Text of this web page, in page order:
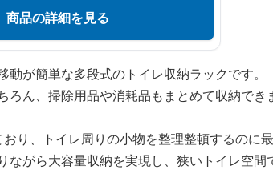
商品の詳細を見る
動が簡単な多段式のトイレ収納ラックです。
ろん、掃除用品や消耗品もまとめて収納でき
り、トイレ周りの小物を整理整頓するのに最
ながら大容量収納を実現し、狭いトイレ空間